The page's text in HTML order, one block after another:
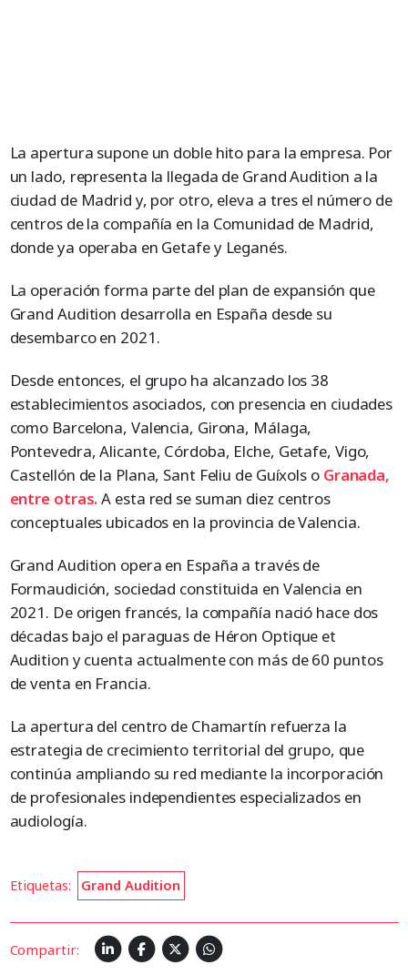
La apertura supone un doble hito para la empresa. Por
un lado, representa la llegada de Grand Audition a la
ciudad de Madrid y, por otro, eleva a tres el número de
centros de la compañía en la Comunidad de Madrid,
donde ya operaba en Getafe y Leganés.
La operación forma parte del plan de expansión que
Grand Audition desarrolla en España desde su
desembarco en 2021.
Desde entonces, el grupo ha alcanzado los 38
establecimientos asociados, con presencia en ciudades
como Barcelona, Valencia, Girona, Málaga,
Pontevedra, Alicante, Córdoba, Elche, Getafe, Vigo,
Castellón de la Plana, Sant Feliu de Guíxols o Granada,
entre otras.A esta red se suman diez centros
conceptuales ubicados en la provincia de Valencia.
Grand Audition opera en España a través de
Formaudición, sociedad constituida en Valencia en
2021. De origen francés, la compañía nació hace dos
décadas bajo el paraguas de Héron Optique et
Audition y cuenta actualmente con más de 60 puntos
de venta en Francia.
La apertura del centro de Chamartín refuerza la
estrategia de crecimiento territorial del grupo, que
continúa ampliando su red mediante la incorporación
de profesionales independientes especializados en
audiología.
Etiquetas: Grand Audition
Compartir: